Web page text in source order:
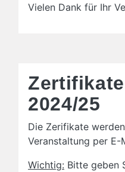
Vielen Dank für Ihr
2024/25
Die Zerifikate
Veranstaltung per E-
Wichtig: Bitte geben